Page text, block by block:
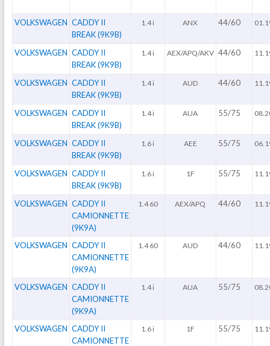
VOLKSWAGEN CADDY II
BREAK (9K9B)
1.4 i ANX 44/60
VOLKSWAGEN CADDY II
BREAK (9K9B)
1.4 i AEX/APQ/AKV 44/60
VOLKSWAGEN CADDY II
BREAK (9K9B)
1.4 i AUD 44/60
VOLKSWAGEN CADDY II
BREAK (9K9B)
1.4 i AUA 55/75
VOLKSWAGEN CADDY II
BREAK (9K9B)
1.6 i AEE 55/75
VOLKSWAGEN CADDY II
BREAK (9K9B)
1.6 i 1F 55/75
VOLKSWAGEN CADDY II
CAMIONNETTE
(9K9A)
1.4 60 AEX/APQ 44/60
VOLKSWAGEN CADDY II
CAMIONNETTE
(9K9A)
1.4 60 AUD 44/60
VOLKSWAGEN CADDY II
CAMIONNETTE
(9K9A)
1.4 i AUA 55/75
VOLKSWAGEN CADDY II
CAMIONNETTE
1.6 i 1F 55/75